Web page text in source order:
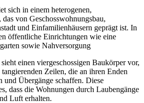
sich in einem heterogenen,
von Geschosswohnungsbau,
und Einfamilienhäusern geprägt ist. In
öffentliche Einrichtungen wie eine
sowie Nahversorgung
einen viergeschossigen Baukörper vor,
Zeilen, die an ihren Enden
Übergänge schaffen. Diese
dass die Wohnungen durch Laubengänge
Luft erhalten.